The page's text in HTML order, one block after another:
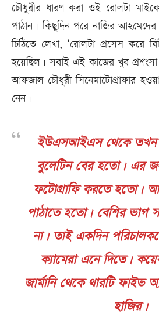
চৌধুরীর ধারণ করা ওই রোলটা
পাঠান। কিছুদিন পরে নাজির
চিঠিতে লেখা, ‘রোলটা প্রসেস করে
হয়েছিল। সবাই এই কাজের খুব প্রশংসা
আফজাল চৌধুরী সিনেমাটোগ্রাফার হওয়ার
নেন।
ইউএসআইএস থেকে তখন
বুলেটিন বের হতো। এর
ফটোগ্রাফি করতে হতো। আর
পাঠাতে হতো। বেশির
না। তাই একদিন
ক্যামেরা এনে দিতে।
জার্মানি থেকে থারটি ফাইভ
হাজির।